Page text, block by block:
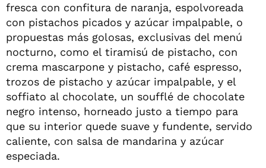
fresca con confitura de naranja, espolvoreada
con pistachos picados y azúcar impalpable, o
propuestas más golosas, exclusivas del menú
nocturno, como el tiramisú de pistacho, con
crema mascarpone y pistacho, café espresso,
trozos de pistacho y azúcar impalpable, y el
soffiato al chocolate, un soufflé de chocolate
negro intenso, horneado justo a tiempo para
que su interior quede suave y fundente, servido
caliente, con salsa de mandarina y azúcar
especiada.